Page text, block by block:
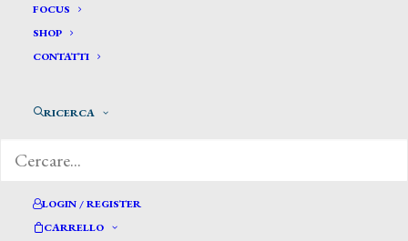
FOCUS
SHOP
CONTATTI
RICERCA
LOGIN / REGISTER
CARRELLO